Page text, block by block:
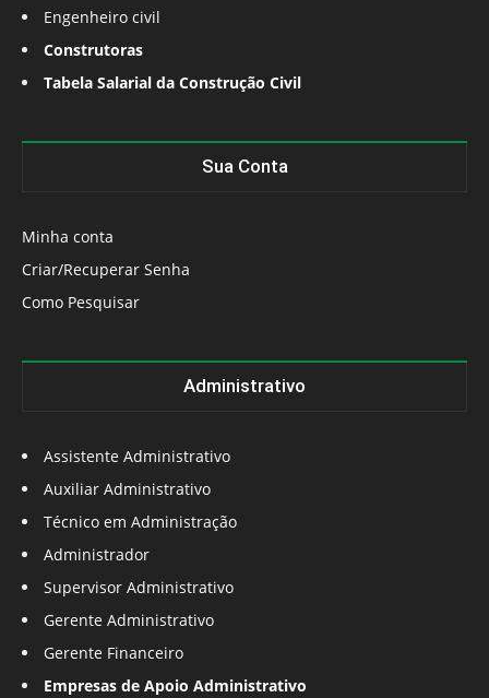
Engenheiro civil
Construtoras
Tabela Salarial da Construção Civil
Sua Conta
Minha conta
Criar/Recuperar Senha
Como Pesquisar
Administrativo
Assistente Administrativo
Auxiliar Administrativo
Técnico em Administração
Administrador
Supervisor Administrativo
Gerente Administrativo
Gerente Financeiro
Empresas de Apoio Administrativo